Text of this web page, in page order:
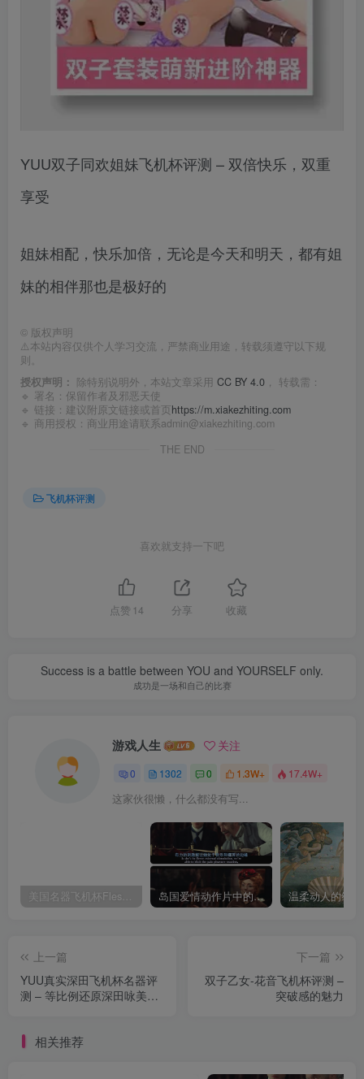
YUU双子同欢姐妹飞机杯评测 – 双倍快乐，双重
享受
姐妹相配，快乐加倍，无论是今天和明天，都有姐
妹的相伴那也是极好的
© 版权声明
⚠️本站内容仅供个人学习交流，严禁商业用途，转载须遵守以下规
则。
授权声明： 除特别说明外，本站文章采用 CC BY 4.0 ， 转载需：
🔹 署名：保留作者及 邪恶天使
🔹 链接：建议附原文链接或首页https://m.xiakezhiting.com
🔹 商用授权：商业用途请联系admin@xiakezhiting.com
THE END
飞机杯评测
喜欢就支持一下吧
点赞 14 分享 收藏
Success is a battle between YOU and YOURSELF only.
成功是一场和自己的比赛
游戏人生 关注
0 1302 0 1.3W+ 17.4W+
这家伙很懒，什么都没有写...
美国名器飞机杯Fleshlight 【Quickshot-Vantage 双头飞机杯】完全评测 岛国爱情动作片中的AV棒到底有多猛？成人用品震动棒的发展史！
上一篇
YUU真实深田飞机杯名器评
测 – 等比例还原深田咏美身
下一篇
双子乙女-花音飞机杯评测 –
突破感的魅力
相关推荐